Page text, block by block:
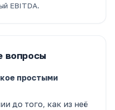
EBITDA.
вопросы
простыми
до того, как из неё